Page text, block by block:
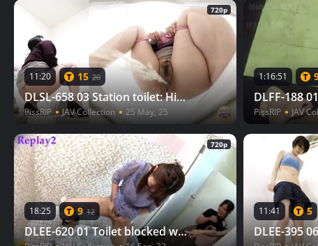
720p
11:20 15 20
DLSL-658 03 Station toilet: High-speed peeing just before the last train
PissRIP JAV Collection 25 May, 25
1:16:51
PissRIP JAV
720p
18:25 9 12
DLEE-620 01 Toilet blocked with a bucket option. What will women do?
11:41 5